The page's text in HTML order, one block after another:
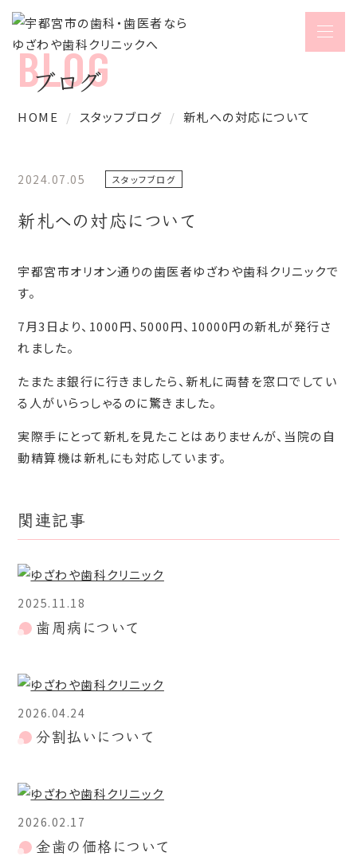
ブログ
HOME スタッフブログ 新札への対応について
2024.07.05 スタッフブログ
新札への対応について
宇都宮市オリオン通りの歯医者ゆざわや歯科クリニックで
す。
7月3日より、1000円、5000円、10000円の新札が発行さ
れました。
たまたま銀行に行きましたら、新札に両替を窓口でしてい
る人がいらっしゃるのに驚きました。
実際手にとって新札を見たことはありませんが、当院の自
動精算機は新札にも対応しています。
関連記事
2025.11.18
歯周病について
2026.04.24
分割払いについて
2026.02.17
金歯の価格について